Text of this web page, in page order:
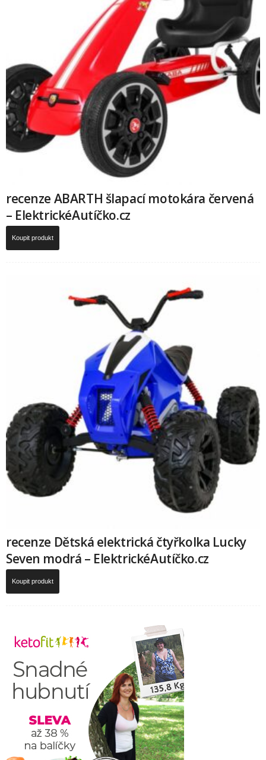
recenze ABARTH šlapací motokára červená
– ElektrickéAutíčko.cz
Koupit produkt
recenze Dětská elektrická čtyřkolka Lucky
Seven modrá – ElektrickéAutíčko.cz
Koupit produkt